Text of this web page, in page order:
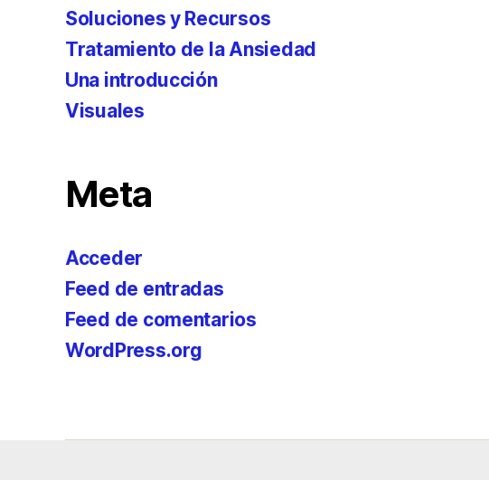
Soluciones y Recursos
Tratamiento de la Ansiedad
Una introducción
Visuales
Meta
Acceder
Feed de entradas
Feed de comentarios
WordPress.org